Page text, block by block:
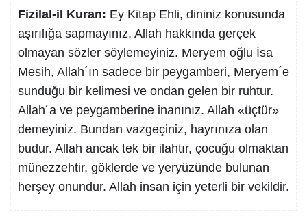
Fizilal-il Kuran: Ey Kitap Ehli, dininiz konusunda
aşırılığa sapmayınız, Allah hakkında gerçek
olmayan sözler söylemeyiniz. Meryem oğlu İsa
Mesih, Allah´ın sadece bir peygamberi, Meryem´e
sunduğu bir kelimesi ve ondan gelen bir ruhtur.
Allah´a ve peygamberine inanınız. Allah «üçtür»
demeyiniz. Bundan vazgeçiniz, hayrınıza olan
budur. Allah ancak tek bir ilahtır, çocuğu olmaktan
münezzehtir, göklerde ve yeryüzünde bulunan
herşey onundur. Allah insan için yeterli bir vekildir.